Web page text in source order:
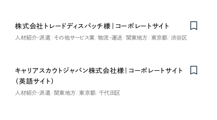
株式会社トレードディスパッチ様｜コーポレートサイト
人材紹介・派遣 その他サービス業 物流・運送 関東地方 東京都 渋谷区
キャリアスカウトジャパン株式会社様｜コーポレートサイト
（英語サイト）
人材紹介・派遣 関東地方 東京都 千代田区